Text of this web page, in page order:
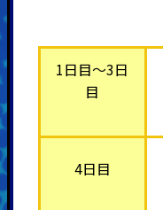
1日目～3日
目
4日目